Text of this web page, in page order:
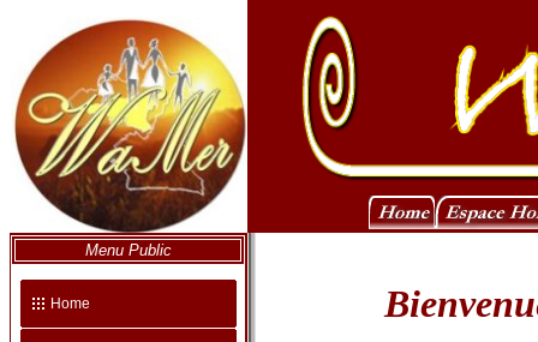
Menu Public
Home